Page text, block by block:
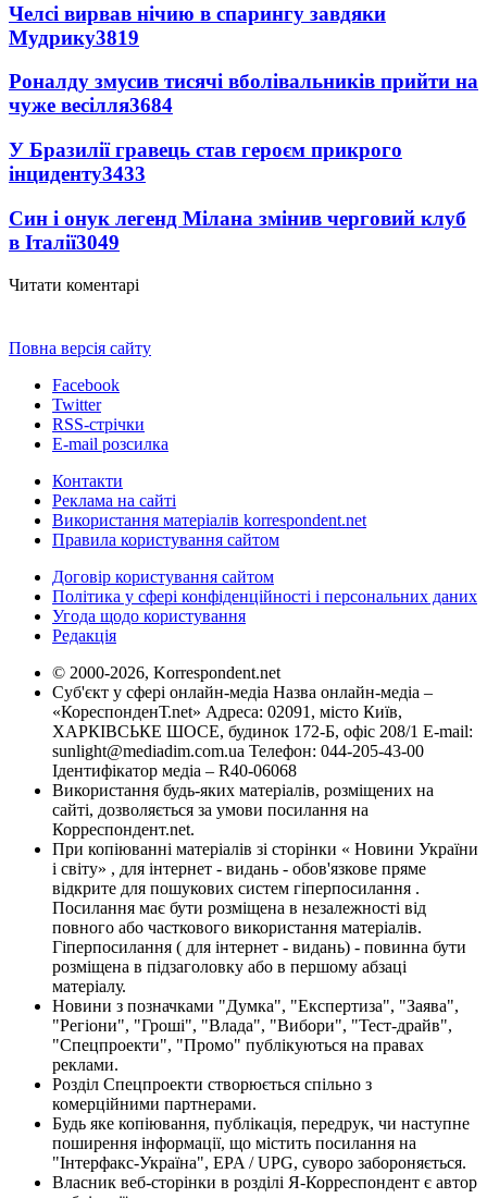
Челсі вирвав нічию в спарингу завдяки
Мудрику3819
Роналду змусив тисячі вболівальників прийти на
чуже весілля3684
У Бразилії гравець став героєм прикрого
інциденту3433
Син і онук легенд Мілана змінив черговий клуб
в Італії3049
Читати коментарі
Повна версія сайту
Facebook
Twitter
RSS-стрічки
E-mail розсилка
Контакти
Реклама на сайті
Використання матеріалів korrespondent.net
Правила користування сайтом
Договір користування сайтом
Політика у сфері конфіденційності і персональних даних
Угода щодо користування
Редакція
© 2000-2026, Korrespondent.net
Суб'єкт у сфері онлайн-медіа Назва онлайн-медіа –
«КореспонденТ.net» Адреса: 02091, місто Київ,
ХАРКІВСЬКЕ ШОСЕ, будинок 172-Б, офіс 208/1 E-mail:
sunlight@mediadim.com.ua Телефон: 044-205-43-00
Ідентифікатор медіа – R40-06068
Використання будь-яких матеріалів, розміщених на
сайті, дозволяється за умови посилання на
Корреспондент.net.
При копіюванні матеріалів зі сторінки « Новини України
і світу» , для інтернет - видань - обов'язкове пряме
відкрите для пошукових систем гіперпосилання .
Посилання має бути розміщена в незалежності від
повного або часткового використання матеріалів.
Гіперпосилання ( для інтернет - видань) - повинна бути
розміщена в підзаголовку або в першому абзаці
матеріалу.
Новини з позначками "Думка", "Експертиза", "Заява",
"Регіони", "Гроші", "Влада", "Вибори", "Тест-драйв",
"Спецпроекти", "Промо" публікуються на правах
реклами.
Розділ Спецпроекти створюється спільно з
комерційними партнерами.
Будь яке копіювання, публікація, передрук, чи наступне
поширення інформації, що містить посилання на
"Інтерфакс-Україна", EPA / UPG, суворо забороняється.
Власник веб-сторінки в розділі Я-Корреспондент є автор